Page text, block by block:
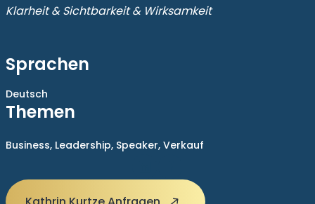
Klarheit & Sichtbarkeit & Wirksamkeit
Sprachen
Deutsch
Themen
Business, Leadership, Speaker, Verkauf